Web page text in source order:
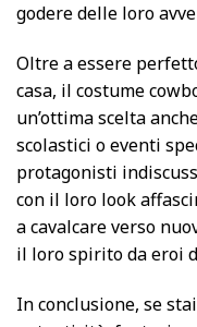
godere delle loro
Oltre a essere
casa, il costume
un’ottima scelta
scolastici o eventi
protagonisti
con il loro look
a cavalcare verso
il loro spirito da eroi
In conclusione, se